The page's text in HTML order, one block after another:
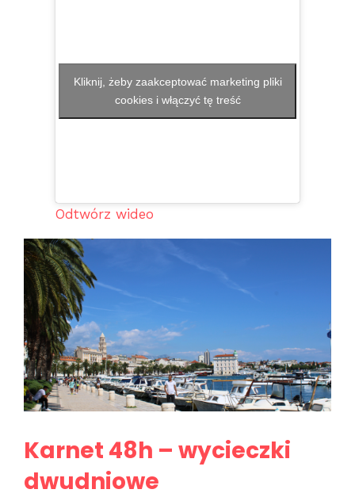
Kliknij, żeby zaakceptować marketing pliki
cookies i włączyć tę treść
Odtwórz wideo
Karnet 48h – wycieczki
dwudniowe